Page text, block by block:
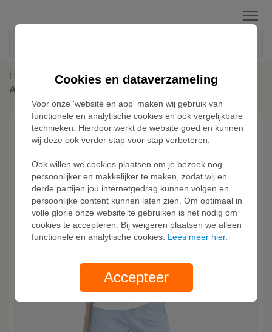
Menu
Home
Voetbalshirts
Adidas Duitsland 24 Thuisshirt
Cookies en dataverzameling
Voor onze 'website en app' maken wij gebruik van
functionele en analytische cookies en ook vergelijkbare
technieken. Hierdoor werkt de website goed en kunnen
wij deze ook verder stap voor stap verbeteren.
Ook willen we cookies plaatsen om je bezoek nog
persoonlijker en makkelijker te maken, zodat wij en
derde partijen jou internetgedrag kunnen volgen en
persoonlijke content kunnen laten zien. Om optimaal in
volle glorie onze website te gebruiken is het nodig om
cookies te accepteren. Bij weigeren plaatsen we alleen
functionele en analytische cookies. Lees meer hier.
Accepteer